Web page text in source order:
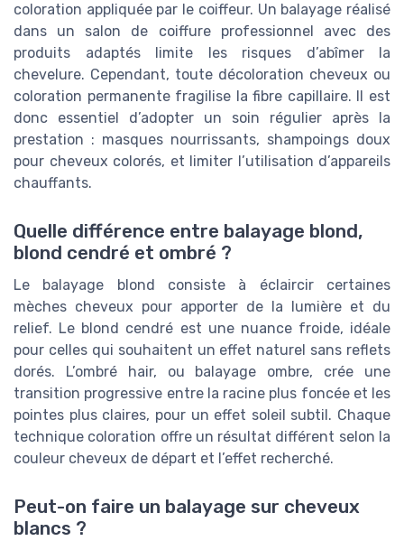
coloration appliquée par le coiffeur. Un balayage réalisé
dans un salon de coiffure professionnel avec des
produits adaptés limite les risques d’abîmer la
chevelure. Cependant, toute décoloration cheveux ou
coloration permanente fragilise la fibre capillaire. Il est
donc essentiel d’adopter un soin régulier après la
prestation : masques nourrissants, shampoings doux
pour cheveux colorés, et limiter l’utilisation d’appareils
chauffants.
Quelle différence entre balayage blond,
blond cendré et ombré ?
Le balayage blond consiste à éclaircir certaines
mèches cheveux pour apporter de la lumière et du
relief. Le blond cendré est une nuance froide, idéale
pour celles qui souhaitent un effet naturel sans reflets
dorés. L’ombré hair, ou balayage ombre, crée une
transition progressive entre la racine plus foncée et les
pointes plus claires, pour un effet soleil subtil. Chaque
technique coloration offre un résultat différent selon la
couleur cheveux de départ et l’effet recherché.
Peut-on faire un balayage sur cheveux
blancs ?